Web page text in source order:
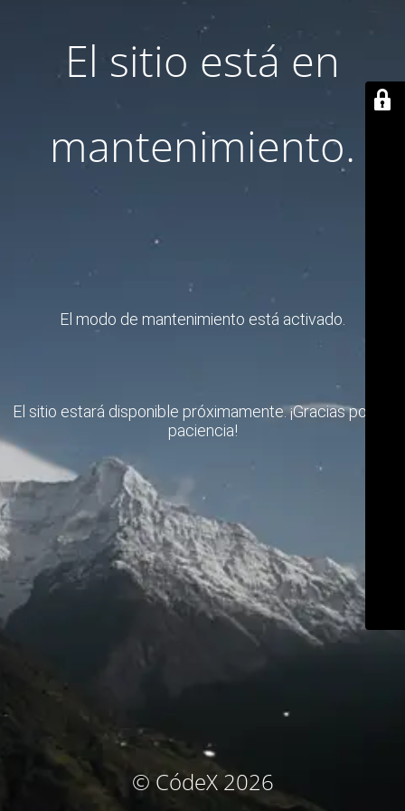
El sitio está en
mantenimiento.
El modo de mantenimiento está activado.
El sitio estará disponible próximamente. ¡Gracias por su
paciencia!
© CódeX 2026